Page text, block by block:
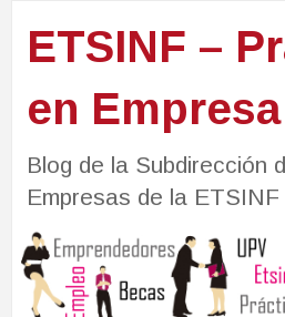
ETSINF –
en Empresa
Blog de la Subdirección
Empresas de la ETSINF